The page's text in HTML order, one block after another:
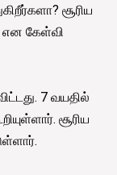
சூரிய
என கேள்வி
7 வயதில்
சூரிய